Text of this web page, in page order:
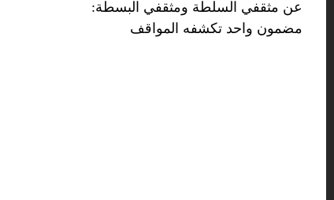
عن مثقفي السلطة ومثقفي البسطة:
مضمون واحد تكشفه المواقف